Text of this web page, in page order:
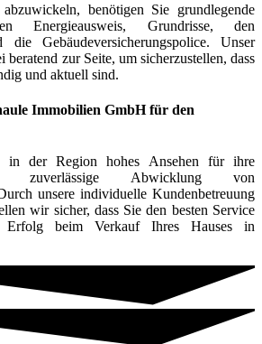
benötigen Sie grundlegende
Energieausweis, Grundrisse, den
die Gebäudeversicherungspolice. Unser
beratend zur Seite, um sicherzustellen, dass
und aktuell sind.
Immobilien GmbH für den
in der Region hohes Ansehen für ihre
zuverlässige Abwicklung von
unsere individuelle Kundenbetreuung
wir sicher, dass Sie den besten Service
Erfolg beim Verkauf Ihres Hauses in